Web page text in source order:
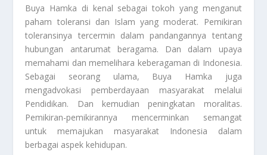
Buya Hamka di kenal sebagai tokoh yang menganut
paham toleransi dan Islam yang moderat. Pemikiran
toleransinya tercermin dalam pandangannya tentang
hubungan antarumat beragama. Dan dalam upaya
memahami dan memelihara keberagaman di Indonesia.
Sebagai seorang ulama, Buya Hamka juga
mengadvokasi pemberdayaan masyarakat melalui
Pendidikan. Dan kemudian peningkatan moralitas.
Pemikiran-pemikirannya mencerminkan semangat
untuk memajukan masyarakat Indonesia dalam
berbagai aspek kehidupan.